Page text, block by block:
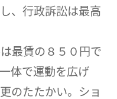
、行政訴訟は最高
最賃の８５０円で
体で運動を広げ
のたたかい。ショ